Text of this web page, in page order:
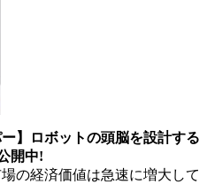
ー】ロボットの頭脳を設計する
開中!
の経済価値は急速に増大して